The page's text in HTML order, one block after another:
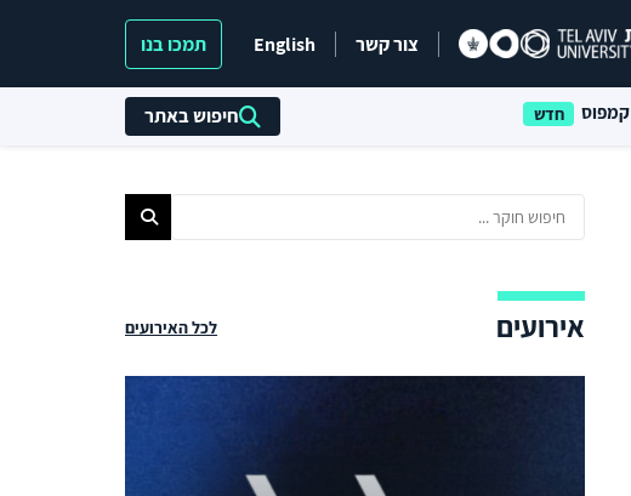
צור קשר English תמכו בנו
קמפוס חיפוש באתר
אירועים לכל האירועים